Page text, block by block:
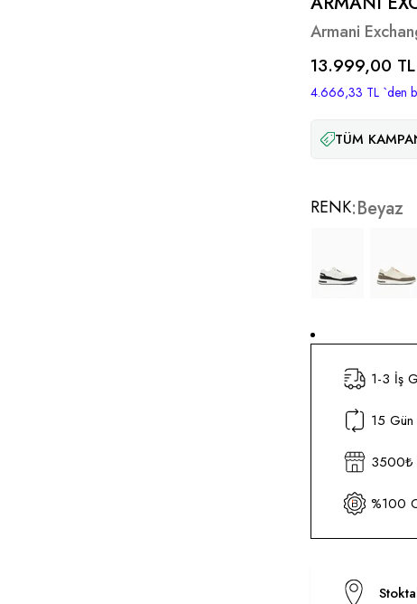
Armani
13.999,00 TL
4.666,33 TL `den
TÜM
RENK Beyaz
1-3 İş
15
3500₺
%100